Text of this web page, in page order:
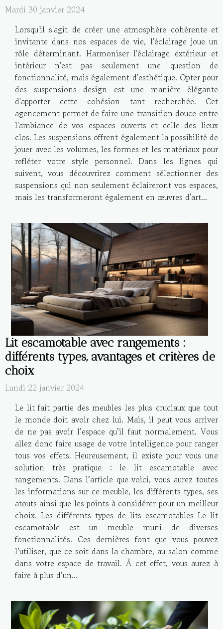
Mardi 30 janvier 2024
Lorsqu'il s'agit de créer une atmosphère cohérente et
invitante dans nos espaces de vie, l'éclairage joue un
rôle déterminant. Harmoniser l'éclairage extérieur et
intérieur n'est pas seulement une question de
fonctionnalité, mais également d'esthétique. Opter pour
des suspensions design est une manière élégante
d'apporter cette cohésion tant recherchée. Cet
agencement permet de faire une transition douce entre
l'ambiance de vos espaces ouverts et celle des lieux
clos. Les suspensions offrent également la possibilité de
jouer avec les volumes, les formes et les matériaux pour
refléter votre style personnel. Dans les lignes qui
suivent, vous découvrirez comment sélectionner des
suspensions qui non seulement éclaireront vos espaces,
mais les transformeront également en œuvres d'art...
Lit escamotable avec rangements :
différents types, avantages et critères de
choix
Lundi 22 janvier 2024
Le lit fait partie des meubles les plus cruciaux que tout
le monde doit avoir chez lui. Mais, il peut vous arriver
de ne pas avoir l’espace qu’il faut normalement. Vous
allez donc faire usage de votre intelligence pour ranger
tous vos effets. Heureusement, il existe pour vous une
solution très pratique : le lit escamotable avec
rangements. Dans l’article que voici, vous aurez toutes
les informations sur ce meuble, les différents types, ses
atouts ainsi que les points à considérer pour un meilleur
choix. Les différents types de lits escamotables Le lit
escamotable est un meuble muni de diverses
fonctionnalités. Ces dernières font que vous pouvez
l’utiliser, que ce soit dans la chambre, au salon comme
dans votre espace de travail. À cet effet, vous aurez à
faire à plus d’un...